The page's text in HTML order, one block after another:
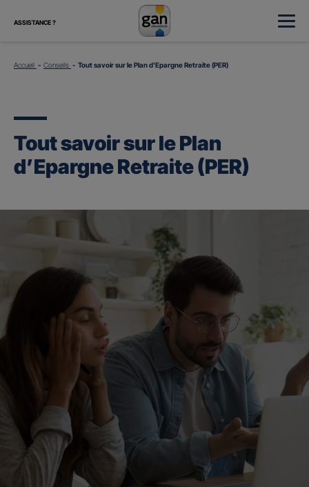
ASSISTANCE ?
Accueil Conseils Tout savoir sur le Plan d'Epargne Retraite (PER)
Tout savoir sur le Plan
d’Epargne Retraite (PER)